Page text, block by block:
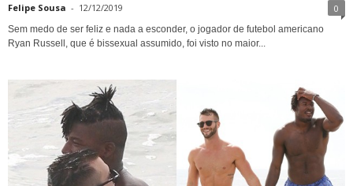
Felipe Sousa - 12/12/2019 0
Sem medo de ser feliz e nada a esconder, o jogador de futebol americano
Ryan Russell, que é bissexual assumido, foi visto no maior...